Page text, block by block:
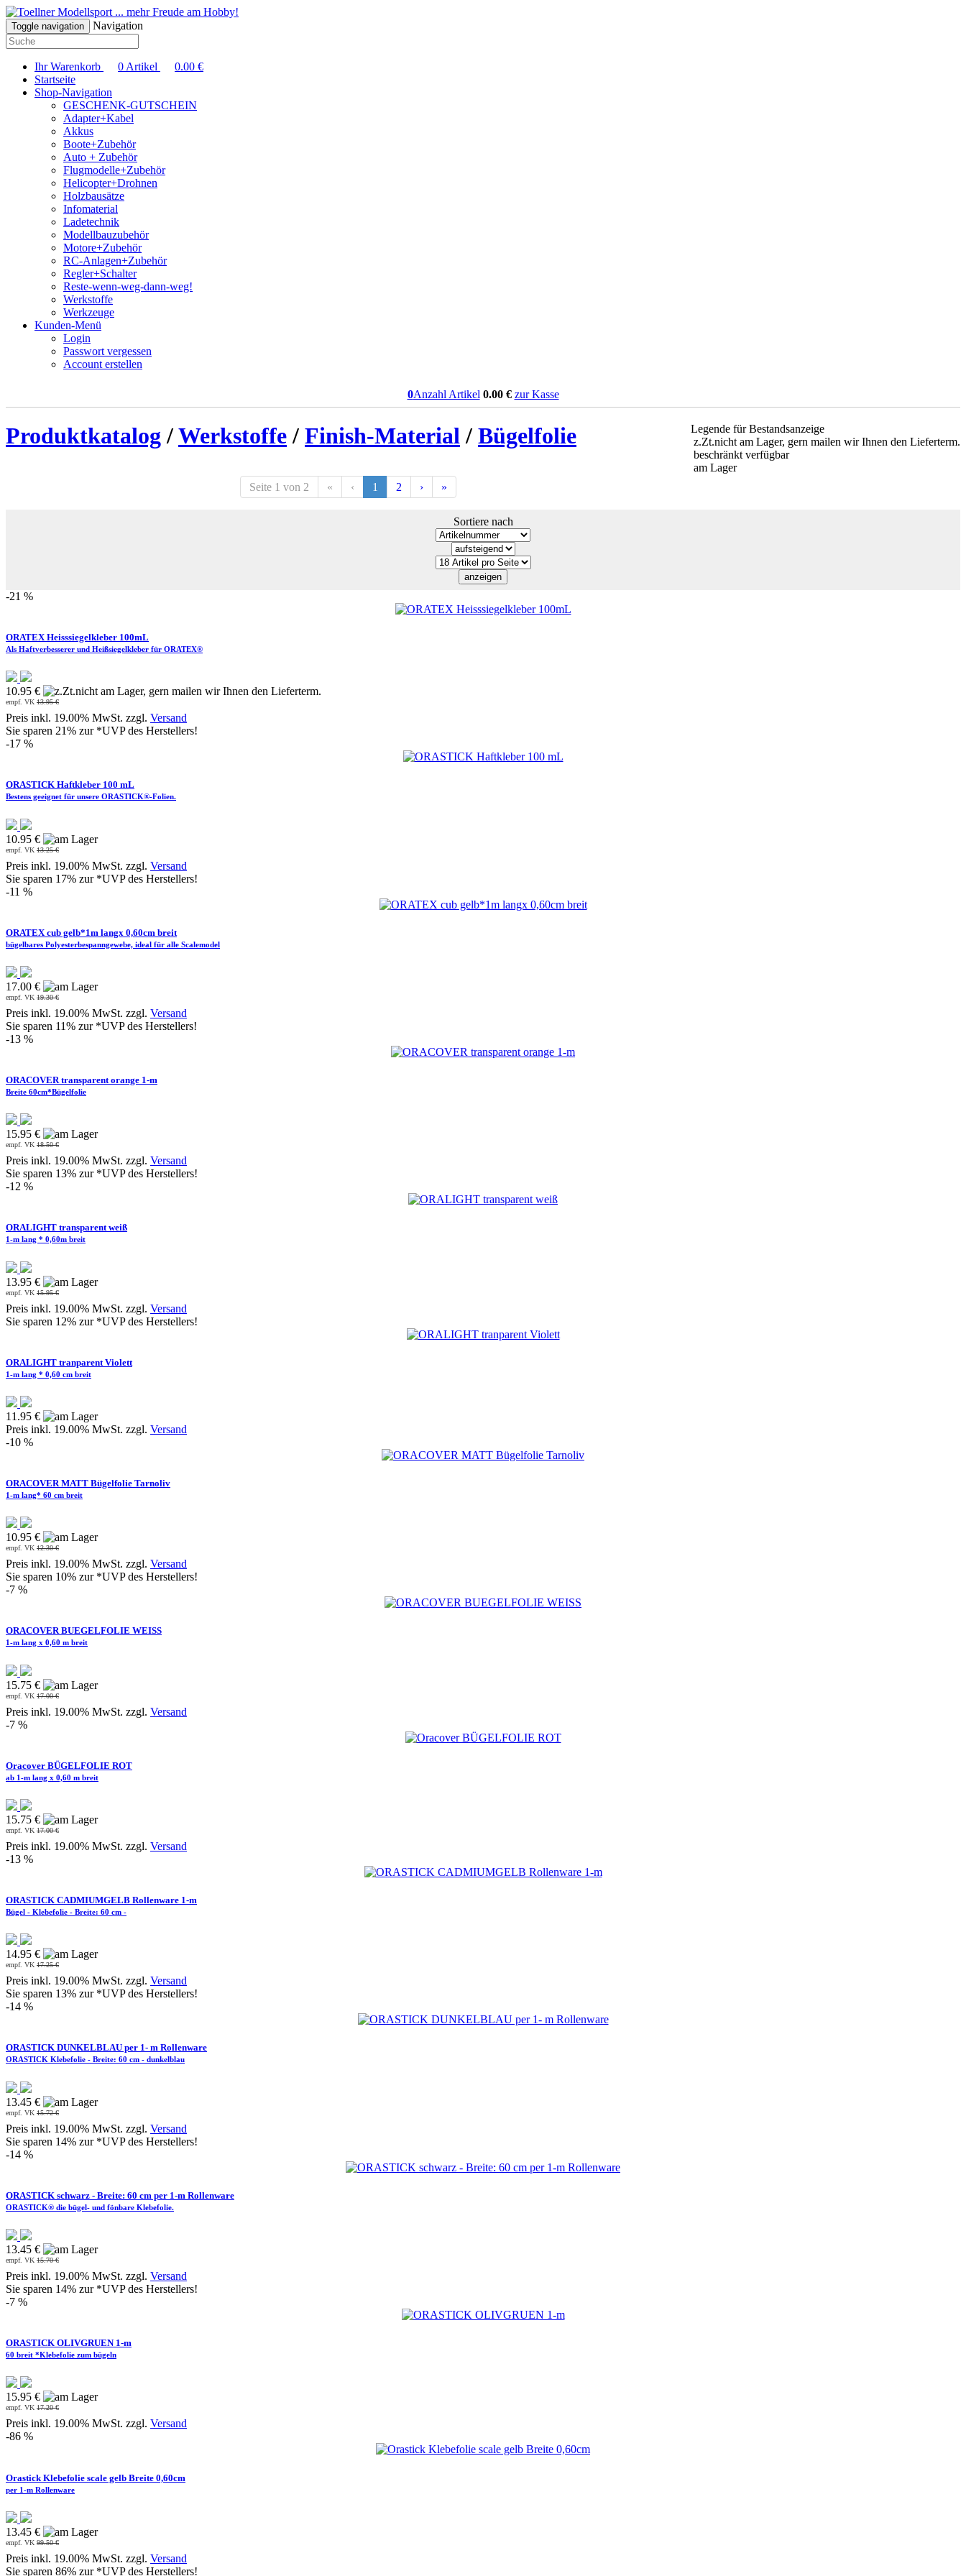
... mehr Freude am Hobby!
Toggle navigation Navigation
Ihr Warenkorb 0 Artikel 0.00 €
Startseite
Shop-Navigation
GESCHENK-GUTSCHEIN
Adapter+Kabel
Akkus
Boote+Zubehör
Auto + Zubehör
Flugmodelle+Zubehör
Helicopter+Drohnen
Holzbausätze
Infomaterial
Ladetechnik
Modellbauzubehör
Motore+Zubehör
RC-Anlagen+Zubehör
Regler+Schalter
Reste-wenn-weg-dann-weg!
Werkstoffe
Werkzeuge
Kunden-Menü
Login
Passwort vergessen
Account erstellen
0Anzahl Artikel 0.00€ zur Kasse
Legende für Bestandsanzeige
z.Zt.nicht am Lager, gern mailen wir Ihnen den Lieferterm.
beschränkt verfügbar
am Lager
Produktkatalog/Werkstoffe/ Finish-Material/ Bügelfolie
Seite 1 von 2 « ‹ 1 2 › »
Sortiere nach
-21 %
ORATEX Heisssiegelkleber 100mL
Als Haftverbesserer und Heißsiegelkleber für ORATEX®
10.95 €
empf. VK 13.95 €
Preis inkl. 19.00% MwSt. zzgl. Versand
Sie sparen 21% zur *UVP des Herstellers!
-17 %
ORASTICK Haftkleber 100 mL
Bestens geeignet für unsere ORASTICK®-Folien.
10.95 €
empf. VK 13.25 €
Preis inkl. 19.00% MwSt. zzgl. Versand
Sie sparen 17% zur *UVP des Herstellers!
-11 %
ORATEX cub gelb*1m langx 0,60cm breit
bügelbares Polyesterbespanngewebe, ideal für alle Scalemodel
17.00 €
empf. VK 19.30 €
Preis inkl. 19.00% MwSt. zzgl. Versand
Sie sparen 11% zur *UVP des Herstellers!
-13 %
ORACOVER transparent orange 1-m
Breite 60cm*Bügelfolie
15.95 €
empf. VK 18.50 €
Preis inkl. 19.00% MwSt. zzgl. Versand
Sie sparen 13% zur *UVP des Herstellers!
-12 %
ORALIGHT transparent weiß
1-m lang * 0,60m breit
13.95 €
empf. VK 15.95 €
Preis inkl. 19.00% MwSt. zzgl. Versand
Sie sparen 12% zur *UVP des Herstellers!
ORALIGHT tranparent Violett
1-m lang * 0,60 cm breit
11.95 €
Preis inkl. 19.00% MwSt. zzgl. Versand
-10 %
ORACOVER MATT Bügelfolie Tarnoliv
1-m lang* 60 cm breit
10.95 €
empf. VK 12.30 €
Preis inkl. 19.00% MwSt. zzgl. Versand
Sie sparen 10% zur *UVP des Herstellers!
-7 %
ORACOVER BUEGELFOLIE WEISS
1-m lang x 0,60 m breit
15.75 €
empf. VK 17.00 €
Preis inkl. 19.00% MwSt. zzgl. Versand
-7 %
Oracover BÜGELFOLIE ROT
ab 1-m lang x 0,60 m breit
15.75 €
empf. VK 17.00 €
Preis inkl. 19.00% MwSt. zzgl. Versand
-13 %
ORASTICK CADMIUMGELB Rollenware 1-m
Bügel - Klebefolie - Breite: 60 cm -
14.95 €
empf. VK 17.25 €
Preis inkl. 19.00% MwSt. zzgl. Versand
Sie sparen 13% zur *UVP des Herstellers!
-14 %
ORASTICK DUNKELBLAU per 1- m Rollenware
ORASTICK Klebefolie - Breite: 60 cm - dunkelblau
13.45 €
empf. VK 15.72 €
Preis inkl. 19.00% MwSt. zzgl. Versand
Sie sparen 14% zur *UVP des Herstellers!
-14 %
ORASTICK schwarz - Breite: 60 cm per 1-m Rollenware
ORASTICK® die bügel- und fönbare Klebefolie.
13.45 €
empf. VK 15.70 €
Preis inkl. 19.00% MwSt. zzgl. Versand
Sie sparen 14% zur *UVP des Herstellers!
-7 %
ORASTICK OLIVGRUEN 1-m
60 breit *Klebefolie zum bügeln
15.95 €
empf. VK 17.20 €
Preis inkl. 19.00% MwSt. zzgl. Versand
-86 %
Orastick Klebefolie scale gelb Breite 0,60cm
per 1-m Rollenware
13.45 €
empf. VK 99.50 €
Preis inkl. 19.00% MwSt. zzgl. Versand
Sie sparen 86% zur *UVP des Herstellers!